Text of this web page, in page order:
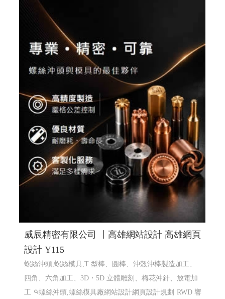
威辰精密有限公司 〡高雄網站設計 高雄網頁
設計 Y115
螺絲沖頭,螺絲模具,T 型棒、圓棒、沖殼沖棒製造加工、
四角、六角加工、3D・5D 立體雕刻、梅花沖針、放電加
工
螺絲沖頭,螺絲模具廠網站設計網頁設計規劃 RWD 響